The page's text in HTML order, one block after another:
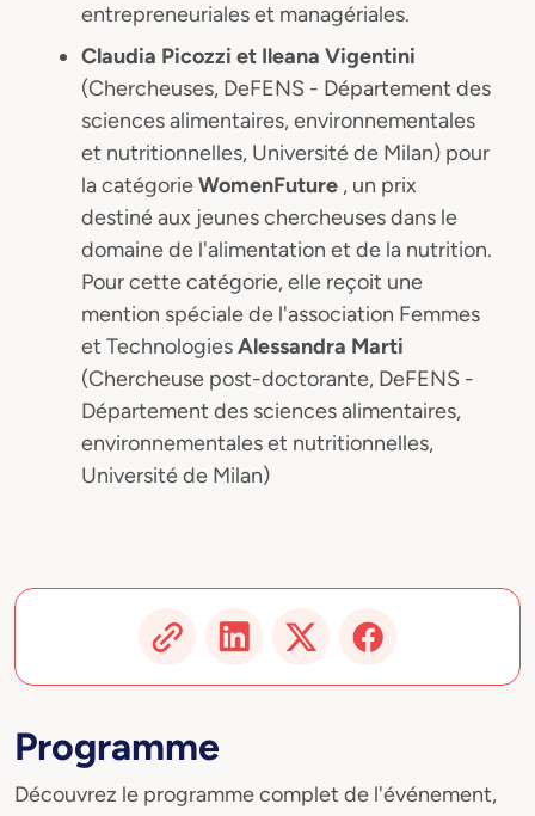
entrepreneuriales et managériales.
Claudia Picozzi et Ileana Vigentini
(Chercheuses, DeFENS - Département des
sciences alimentaires, environnementales
et nutritionnelles, Université de Milan) pour
la catégorieWomenFuture , un prix
destiné aux jeunes chercheuses dans le
domaine de l'alimentation et de la nutrition.
Pour cette catégorie, elle reçoit une
mention spéciale de l'association Femmes
et TechnologiesAlessandra Marti
(Chercheuse post-doctorante, DeFENS -
Département des sciences alimentaires,
environnementales et nutritionnelles,
Université de Milan)
Programme
Découvrez le programme complet de l'événement,